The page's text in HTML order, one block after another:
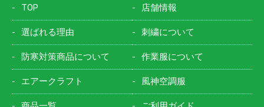
TOP 店舗情報
選ばれる理由 刺繍について
防寒対策商品について 作業服について
エアークラフト 風神空調服